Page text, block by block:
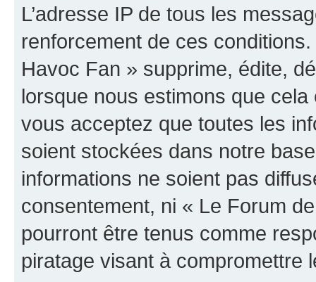
L’adresse IP de tous les
renforcement de ces
Havoc Fan » supprime, édite,
lorsque nous estimons que cela
vous acceptez que toutes les
soient stockées dans notre
informations ne soient pas
consentement, ni « Le Forum
pourront être tenus comme
piratage visant à compromettre